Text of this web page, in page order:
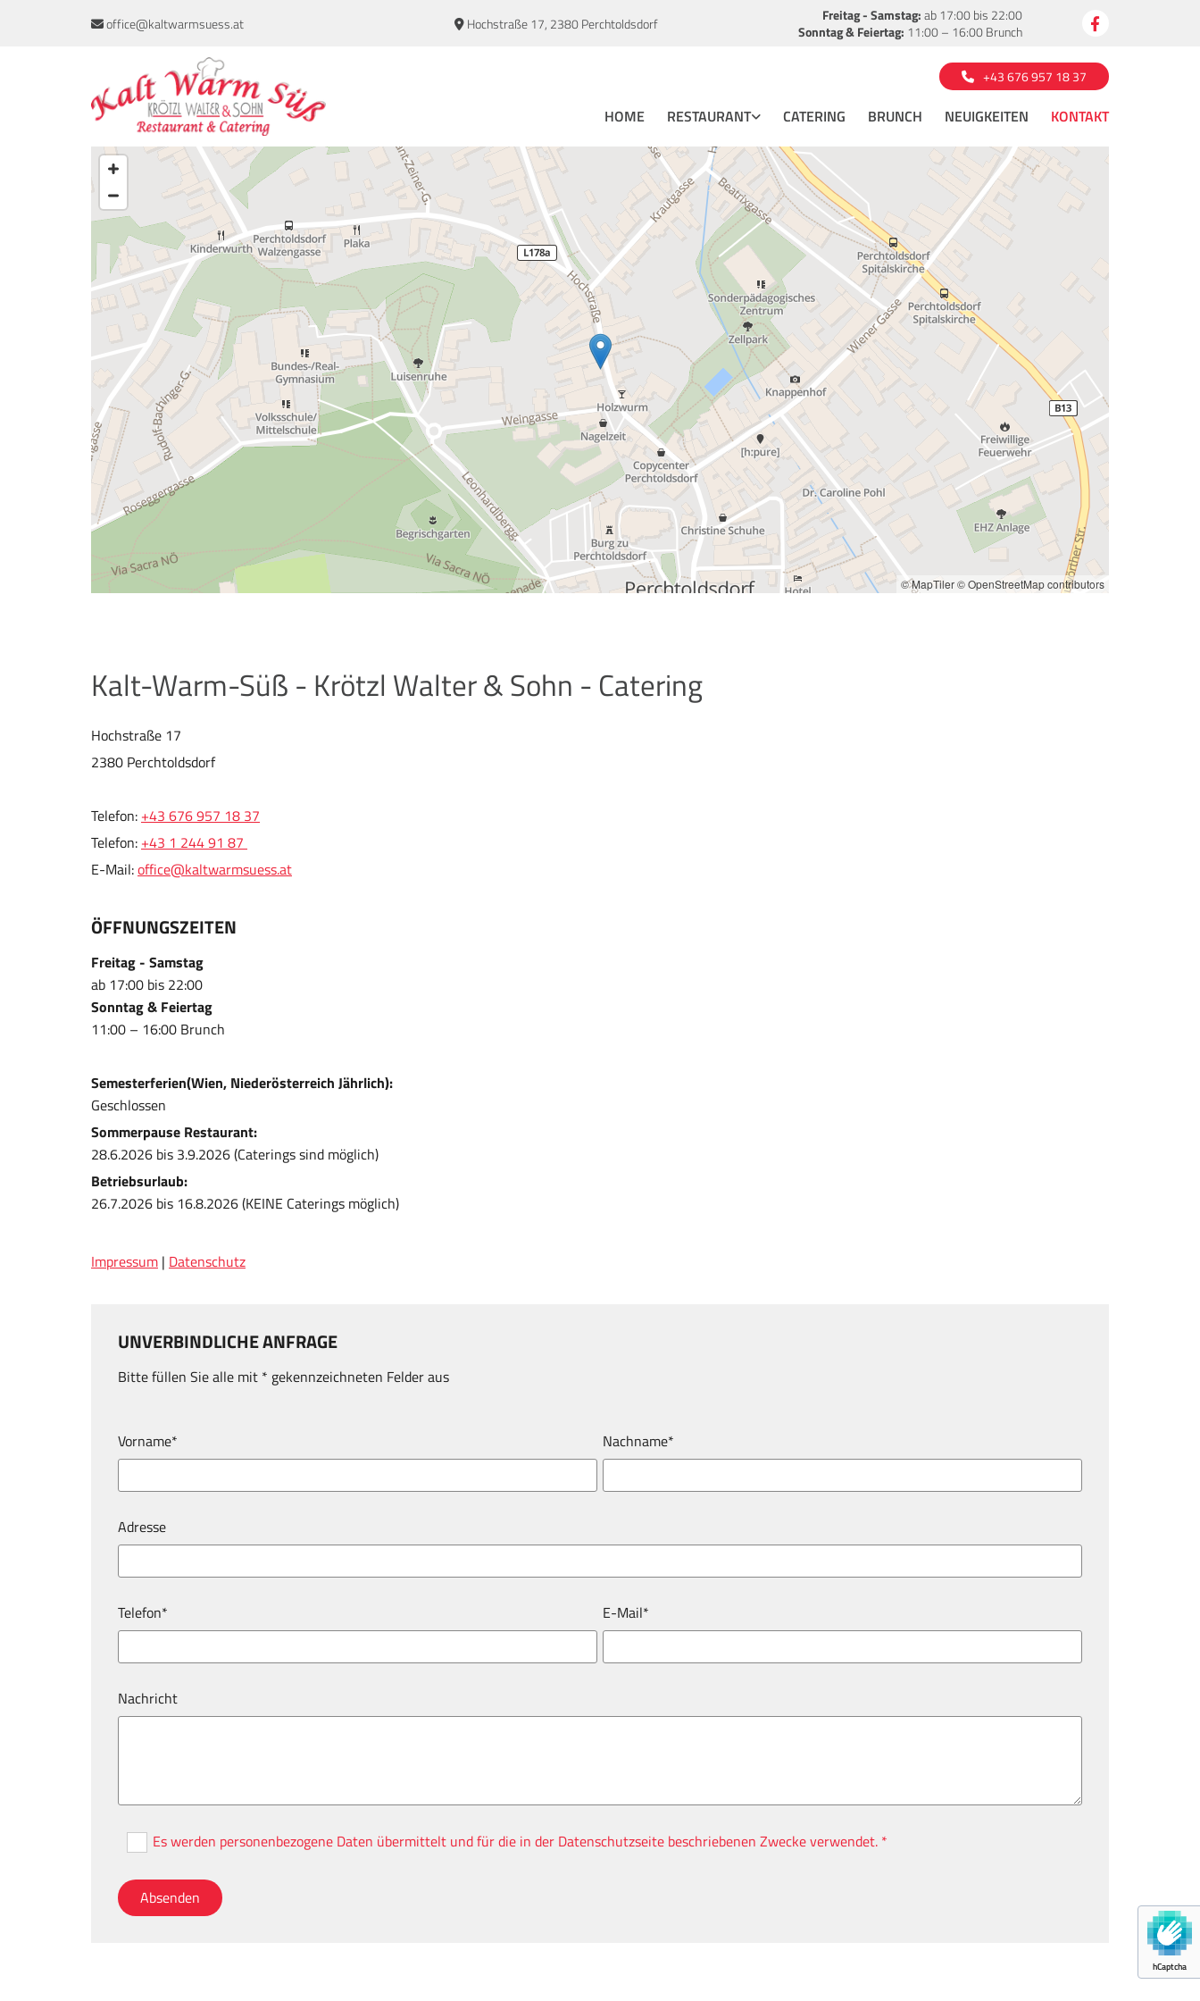
 office@kaltwarmsuess.at  Hochstraße 17, 2380 Perchtoldsdorf Freitag - Samstag:ab 17:00 bis 22:00
Sonntag & Feiertag: 11:00 – 16:00 Brunch
+43 676 957 18 37
HOME RESTAURANT CATERING BRUNCH NEUIGKEITEN KONTAKT
© MapTiler© OpenStreetMap contributors
Kalt-Warm-Süß - Krötzl Walter & Sohn - Catering
Hochstraße 17
2380 Perchtoldsdorf
Telefon: +43 676 957 18 37
Telefon: +43 1 244 91 87
E-Mail:office@kaltwarmsuess.at
ÖFFNUNGSZEITEN
Freitag - Samstag
ab 17:00 bis 22:00
Sonntag & Feiertag
11:00 – 16:00 Brunch
Semesterferien(Wien, Niederösterreich Jährlich):
Geschlossen
Sommerpause Restaurant:
28.6.2026 bis 3.9.2026 (Caterings sind möglich)
Betriebsurlaub:
26.7.2026 bis 16.8.2026 (KEINE Caterings möglich)
Impressum | Datenschutz
UNVERBINDLICHE ANFRAGE
Bitte füllen Sie alle mit * gekennzeichneten Felder aus
Vorname* Nachname*
Adresse
Telefon* E-Mail*
Nachricht
Es werden personenbezogene Daten übermittelt und für die in der Datenschutzseite beschriebenen Zwecke verwendet. *
hCaptcha